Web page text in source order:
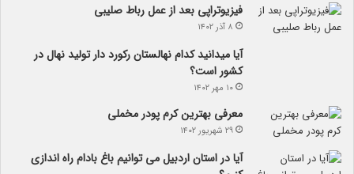
فیزیوتراپی بعد از عمل رباط صلیبی
۸ آذر ۱۴۰۲
آیا می­دانید کدام نهالستان رکورد دار تولید نهال­ در
کشور است؟
۱۰ مهر ۱۴۰۲
معرفی بهترین کرم پودر مخملی
۲۹ شهریور ۱۴۰۲
آیا در استان اردبیل می توانیم باغ بادام راه اندازی